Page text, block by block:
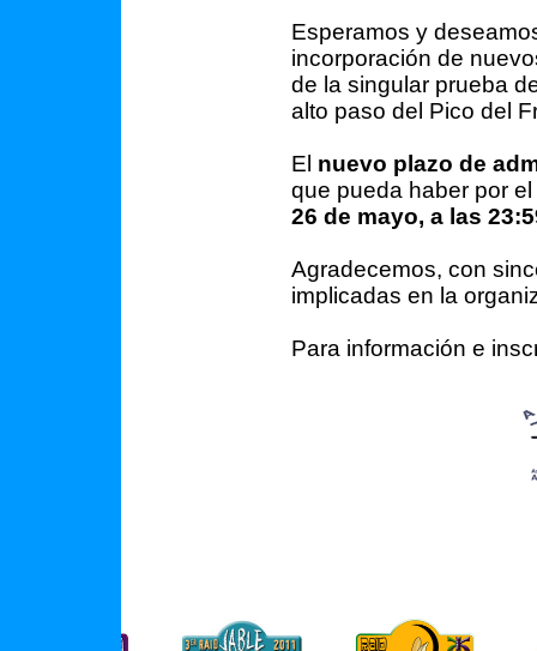
Esperamos y
incorporación de
de la singular prueba
alto paso del Pico del
El nuevo plazo de
que pueda haber por
26 de mayo, a las
Agradecemos, con
implicadas en la
Para información e